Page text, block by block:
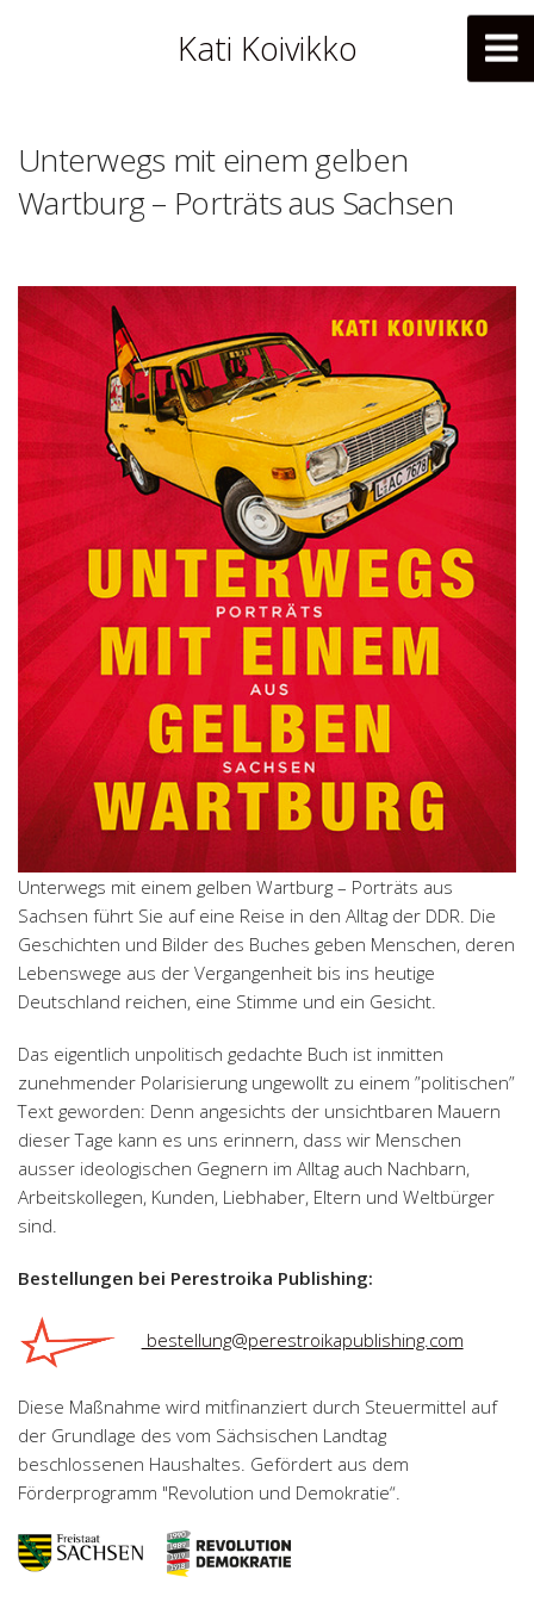
Kati Koivikko
Unterwegs mit einem gelben
Wartburg – Porträts aus Sachsen
Unterwegs mit einem gelben Wartburg – Porträts aus
Sachsen führt Sie auf eine Reise in den Alltag der DDR. Die
Geschichten und Bilder des Buches geben Menschen, deren
Lebenswege aus der Vergangenheit bis ins heutige
Deutschland reichen, eine Stimme und ein Gesicht.
Das eigentlich unpolitisch gedachte Buch ist inmitten
zunehmender Polarisierung ungewollt zu einem ”politischen”
Text geworden: Denn angesichts der unsichtbaren Mauern
dieser Tage kann es uns erinnern, dass wir Menschen
ausser ideologischen Gegnern im Alltag auch Nachbarn,
Arbeitskollegen, Kunden, Liebhaber, Eltern und Weltbürger
sind.
Bestellungen bei Perestroika Publishing:
bestellung@perestroikapublishing.com
Diese Maßnahme wird mitfinanziert durch Steuermittel auf
der Grundlage des vom Sächsischen Landtag
beschlossenen Haushaltes. Gefördert aus dem
Förderprogramm "Revolution und Demokratie“.